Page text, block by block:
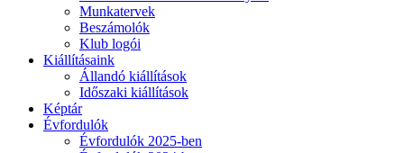
Munkatervek
Beszámolók
Klub logói
Kiállításaink
Állandó kiállítások
Időszaki kiállítások
Képtár
Évfordulók
Évfordulók 2025-ben